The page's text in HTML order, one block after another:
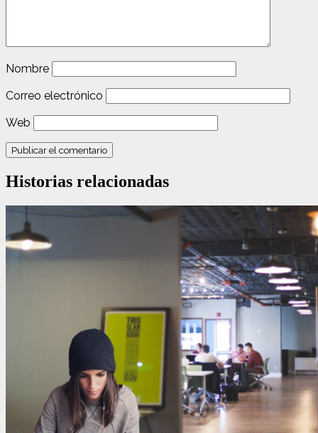
Nombre
Correo electrónico
Web
Historias relacionadas